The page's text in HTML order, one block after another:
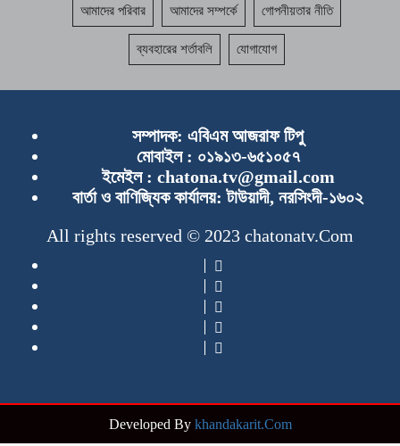
আমাদের পরিবার আমাদের সম্পর্কে গোপনীয়তার নীতি
ব্যবহারের শর্তাবলি যোগাযোগ
সম্পাদক: এবিএম আজরাফ টিপু
মোবাইল : ০১৯১৩-৬৫১০৫৭
ইমেইল : chatona.tv@gmail.com
বার্তা ও বাণিজ্যিক কার্যালয়:টাউয়াদী, নরসিংদী-১৬০২
All rights reserved © 2023 chatonatv.Com
Developed By khandakarit.Com